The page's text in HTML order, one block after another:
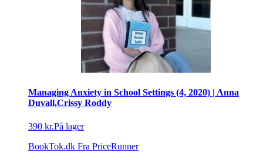
Managing Anxiety in School Settings (4, 2020) | Anna
Duvall,Crissy Roddy
390 kr.På lager
BookTok.dk Fra PriceRunner